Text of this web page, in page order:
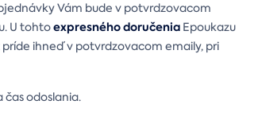
Vám bude v potvrdzovacom
U tohtoexpresného doručenia Epoukazu
ihneď v potvrdzovacom emaily, pri
odoslania.